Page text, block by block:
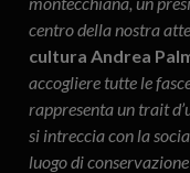
centro della nostra
cultura Andrea
accogliere tutte le
rappresenta un trait
si intreccia con la
luogo di